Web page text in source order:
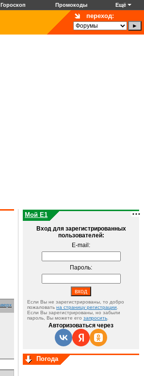
Гороскоп Промокоды Ещё
переход:
Мой E1
Вход для зарегистрированных
пользователей:
E-mail:
Пароль:
Если Вы не зарегистрированы, то добро
пожаловать на страницу регистрации
Если Вы зарегистрированы, но забыли
пароль, Вы можете его запросить
Авторизоваться через
Погода